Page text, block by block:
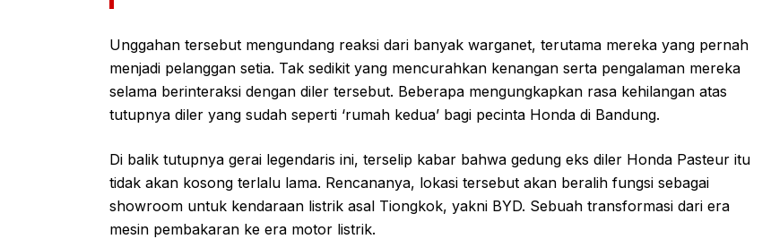
Unggahan tersebut mengundang reaksi dari banyak warganet, terutama mereka yang pernah
menjadi pelanggan setia. Tak sedikit yang mencurahkan kenangan serta pengalaman mereka
selama berinteraksi dengan diler tersebut. Beberapa mengungkapkan rasa kehilangan atas
tutupnya diler yang sudah seperti ‘rumah kedua’ bagi pecinta Honda di Bandung.
Di balik tutupnya gerai legendaris ini, terselip kabar bahwa gedung eks diler Honda Pasteur itu
tidak akan kosong terlalu lama. Rencananya, lokasi tersebut akan beralih fungsi sebagai
showroom untuk kendaraan listrik asal Tiongkok, yakni BYD. Sebuah transformasi dari era
mesin pembakaran ke era motor listrik.